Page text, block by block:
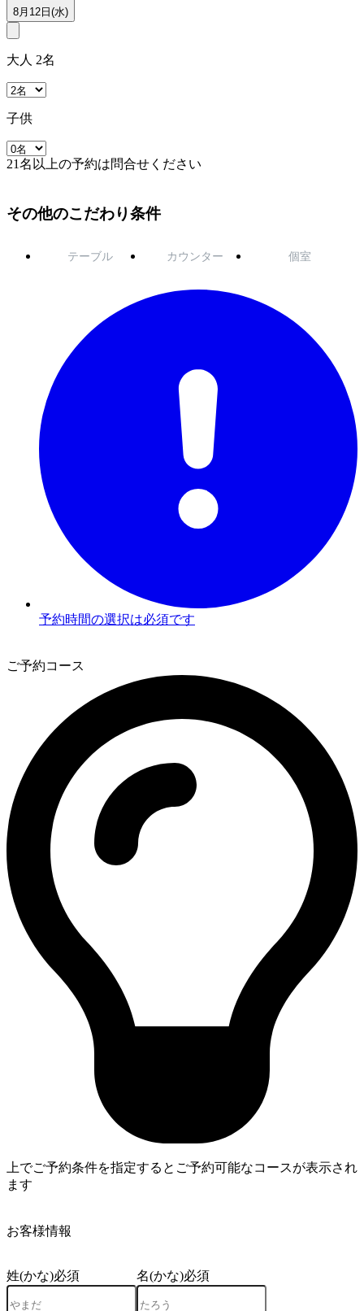
8月12日(水)
大人 2名
子供
21名以上の予約は問合せください
その他のこだわり条件
テーブル カウンター 個室
予約時間の選択は必須です
ご予約コース
上でご予約条件を指定するとご予約可能なコースが表示され
ます
お客様情報
姓(かな)必須 名(かな)必須